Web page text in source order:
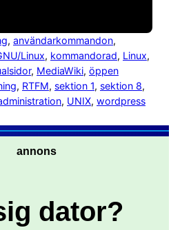
, användarkommandon
Linux, kommandorad, Linux
, MediaWiki, öppen
, RTFM, sektion 1, sektion 8
, UNIX, wordpress
annons
dator?